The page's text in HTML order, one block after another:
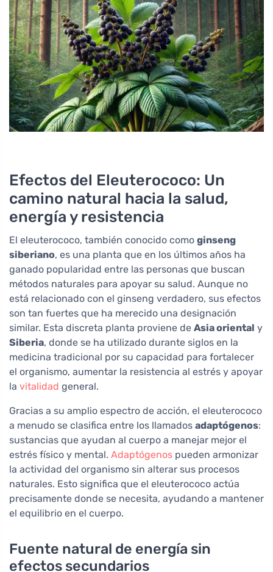
Efectos del Eleuterococo: Un
camino natural hacia la salud,
energía y resistencia
El eleuterococo, también conocido como ginseng
siberiano, es una planta que en los últimos años ha
ganado popularidad entre las personas que buscan
métodos naturales para apoyar su salud. Aunque no
está relacionado con el ginseng verdadero, sus efectos
son tan fuertes que ha merecido una designación
similar. Esta discreta planta proviene de Asia oriental y
Siberia, donde se ha utilizado durante siglos en la
medicina tradicional por su capacidad para fortalecer
el organismo, aumentar la resistencia al estrés y apoyar
la vitalidad general.
Gracias a su amplio espectro de acción, el eleuterococo
a menudo se clasifica entre los llamados adaptógenos:
sustancias que ayudan al cuerpo a manejar mejor el
estrés físico y mental. Adaptógenos pueden armonizar
la actividad del organismo sin alterar sus procesos
naturales. Esto significa que el eleuterococo actúa
precisamente donde se necesita, ayudando a mantener
el equilibrio en el cuerpo.
Fuente natural de energía sin
efectos secundarios